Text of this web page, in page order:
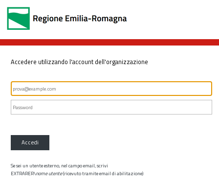
Accedere utilizzando l'account dell'organizzazione
Accedi
Se sei un utente esterno, nel campo email, scrivi
EXTRARER\nome utente(ricevuto tramite email di abilitazione)